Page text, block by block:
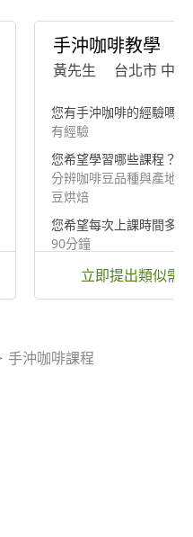
手沖咖啡教學
黃先生 台北市 中
您有手沖咖啡的經驗嗎？
有經驗
您希望學習哪些課程？
分辨咖啡豆品種與產地、
豆烘焙
您希望每次上課時間多長
90分鐘
立即提出類似需
手沖咖啡課程